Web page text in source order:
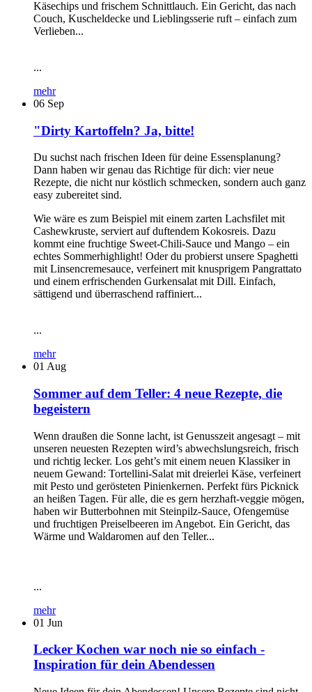
Käsechips und frischem Schnittlauch. Ein Gericht, das nach
Couch, Kuscheldecke und Lieblingsserie ruft – einfach zum
Verlieben...
...
mehr
06 Sep
"Dirty Kartoffeln? Ja, bitte!
Du suchst nach frischen Ideen für deine Essensplanung?
Dann haben wir genau das Richtige für dich: vier neue
Rezepte, die nicht nur köstlich schmecken, sondern auch ganz
easy zubereitet sind.
Wie wäre es zum Beispiel mit einem zarten Lachsfilet mit
Cashewkruste, serviert auf duftendem Kokosreis. Dazu
kommt eine fruchtige Sweet-Chili-Sauce und Mango – ein
echtes Sommerhighlight! Oder du probierst unsere Spaghetti
mit Linsencremesauce, verfeinert mit knusprigem Pangrattato
und einem erfrischenden Gurkensalat mit Dill. Einfach,
sättigend und überraschend raffiniert...
...
mehr
01 Aug
Sommer auf dem Teller: 4 neue Rezepte, die
begeistern
Wenn draußen die Sonne lacht, ist Genusszeit angesagt – mit
unseren neuesten Rezepten wird’s abwechslungsreich, frisch
und richtig lecker. Los geht’s mit einem neuen Klassiker in
neuem Gewand: Tortellini-Salat mit dreierlei Käse, verfeinert
mit Pesto und gerösteten Pinienkernen. Perfekt fürs Picknick
an heißen Tagen. Für alle, die es gern herzhaft-veggie mögen,
haben wir Butterbohnen mit Steinpilz-Sauce, Ofengemüse
und fruchtigen Preiselbeeren im Angebot. Ein Gericht, das
Wärme und Waldaromen auf den Teller...
...
mehr
01 Jun
Lecker Kochen war noch nie so einfach -
Inspiration für dein Abendessen